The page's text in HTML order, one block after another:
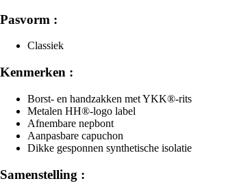
Pasvorm :
Classiek
Kenmerken :
Borst- en handzakken met YKK®-rits
Metalen HH®-logo label
Afnembare nepbont
Aanpasbare capuchon
Dikke gesponnen synthetische isolatie
Samenstelling :